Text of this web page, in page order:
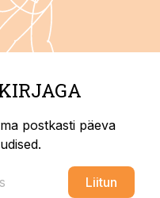
postkasti päeva
Liitun